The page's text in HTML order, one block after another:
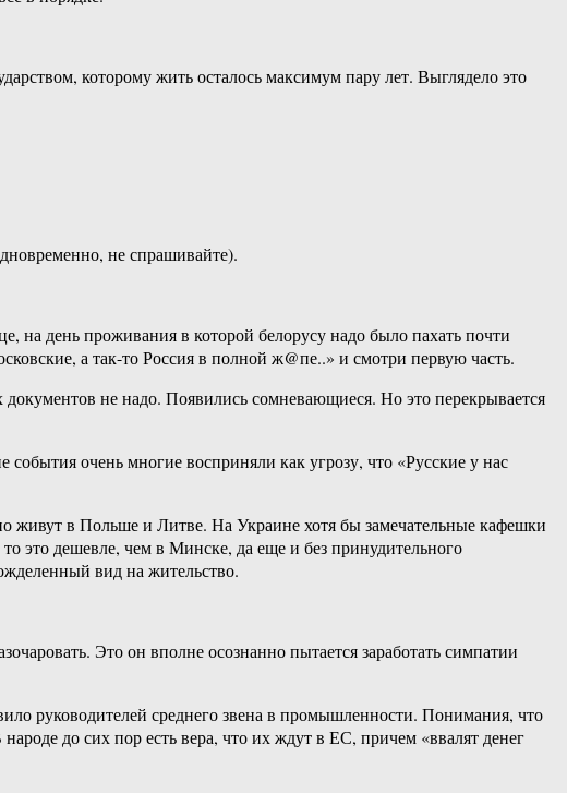
которому жить осталось максимум пару лет. Выглядело это
не спрашивайте).
на день проживания в которой белорусу надо было пахать почти
а так-то Россия в полной ж@пе..» и смотри первую часть.
не надо. Появились сомневающиеся. Но это перекрывается
очень многие восприняли как угрозу, что «Русские у нас
живут в Польше и Литве. На Украине хотя бы замечательные кафешки
это дешевле, чем в Минске, да еще и без принудительного
вид на жительство.
Это он вполне осознанно пытается заработать симпатии
руководителей среднего звена в промышленности. Понимания, что
до сих пор есть вера, что их ждут в ЕС, причем «ввалят денег